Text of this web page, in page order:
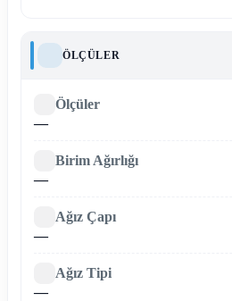
ÖLÇÜLER
Ölçüler
—
Birim Ağırlığı
—
Ağız Çapı
—
Ağız Tipi
—